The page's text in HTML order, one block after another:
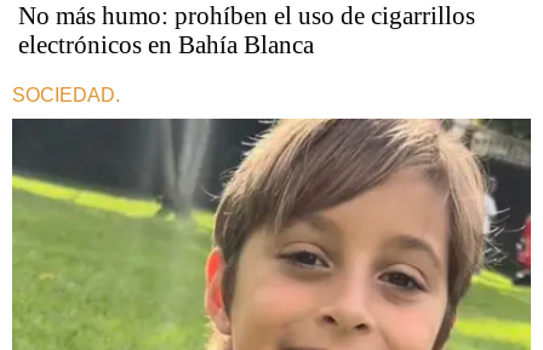
No más humo: prohíben el uso de cigarrillos
electrónicos en Bahía Blanca
SOCIEDAD.